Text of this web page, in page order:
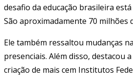
desafio da educação brasileira
São aproximadamente 70 milhões
Ele também ressaltou mudanças
presenciais. Além disso, destacou
criação de mais cem Institutos